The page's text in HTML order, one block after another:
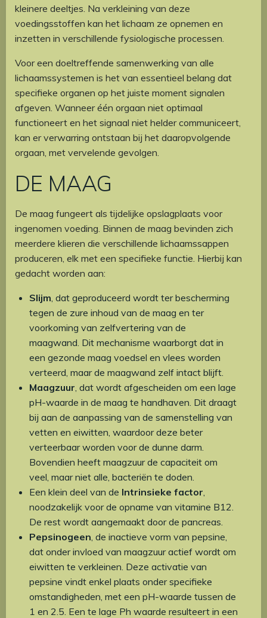
kleinere deeltjes. Na verkleining van deze
voedingsstoffen kan het lichaam ze opnemen en
inzetten in verschillende fysiologische processen.
Voor een doeltreffende samenwerking van alle
lichaamssystemen is het van essentieel belang dat
specifieke organen op het juiste moment signalen
afgeven. Wanneer één orgaan niet optimaal
functioneert en het signaal niet helder communiceert,
kan er verwarring ontstaan bij het daaropvolgende
orgaan, met vervelende gevolgen.
DE MAAG
De maag fungeert als tijdelijke opslagplaats voor
ingenomen voeding. Binnen de maag bevinden zich
meerdere klieren die verschillende lichaamssappen
produceren, elk met een specifieke functie. Hierbij kan
gedacht worden aan:
Slijm, dat geproduceerd wordt ter bescherming
tegen de zure inhoud van de maag en ter
voorkoming van zelfvertering van de
maagwand. Dit mechanisme waarborgt dat in
een gezonde maag voedsel en vlees worden
verteerd, maar de maagwand zelf intact blijft.
Maagzuur, dat wordt afgescheiden om een lage
pH-waarde in de maag te handhaven. Dit draagt
bij aan de aanpassing van de samenstelling van
vetten en eiwitten, waardoor deze beter
verteerbaar worden voor de dunne darm.
Bovendien heeft maagzuur de capaciteit om
veel, maar niet alle, bacteriën te doden.
Een klein deel van de Intrinsieke factor,
noodzakelijk voor de opname van vitamine B12.
De rest wordt aangemaakt door de pancreas.
Pepsinogeen, de inactieve vorm van pepsine,
dat onder invloed van maagzuur actief wordt om
eiwitten te verkleinen. Deze activatie van
pepsine vindt enkel plaats onder specifieke
omstandigheden, met een pH-waarde tussen de
1 en 2.5. Een te lage Ph waarde resulteert in een